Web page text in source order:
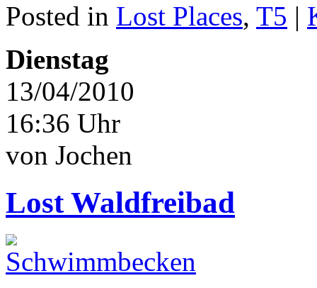
Posted in Lost Places, T5 |
Dienstag
13/04/2010
16:36 Uhr
von Jochen
Lost Waldfreibad